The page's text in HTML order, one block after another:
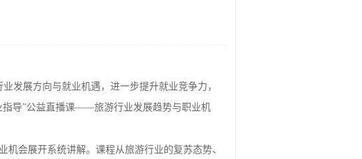
发展方向与就业机遇，进一步提升就业竞争力，
指导”公益直播课——旅游行业发展趋势与职业机
会展开系统讲解。课程从旅游行业的复苏态势、